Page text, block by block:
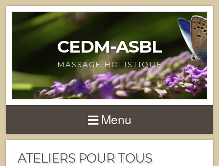
CEDM-ASBL
MASSAGE HOLISTIQUE
Menu
ATELIERS POUR TOUS